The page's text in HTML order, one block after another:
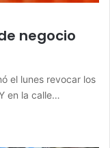
negocio
el lunes revocar los
en la calle…